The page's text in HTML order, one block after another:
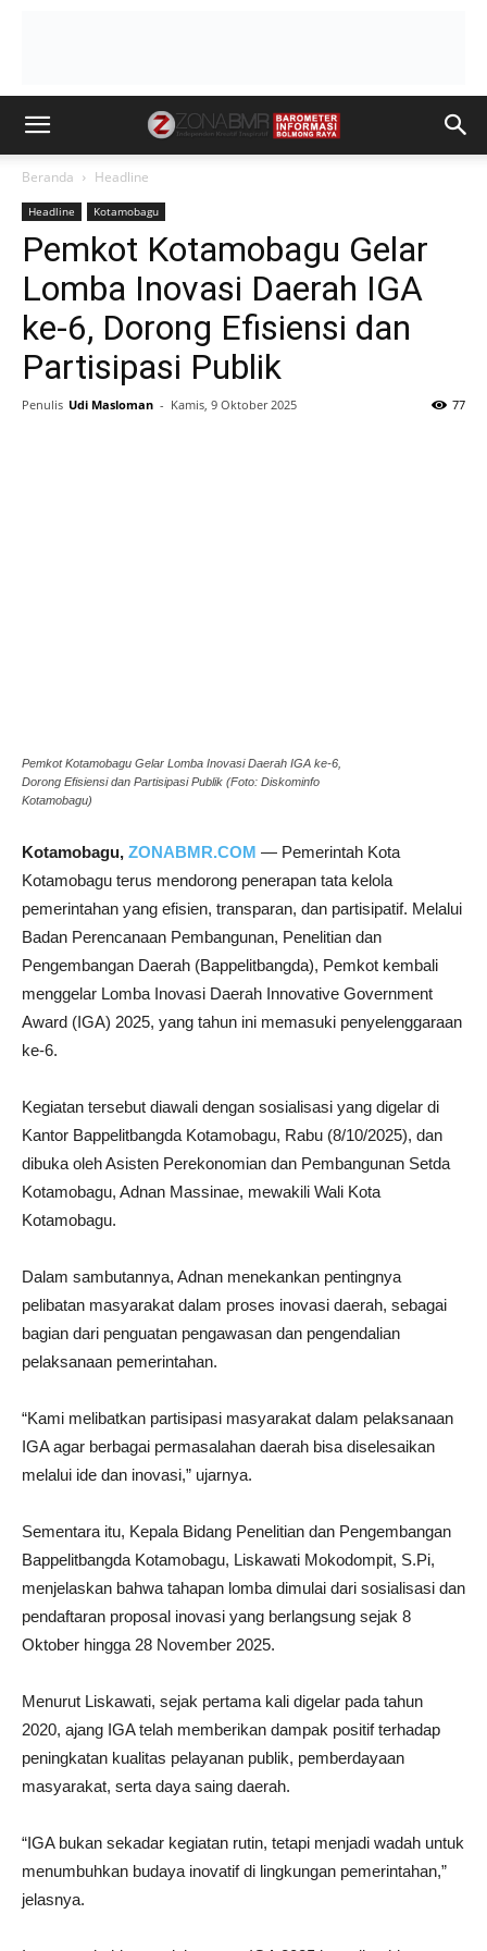
Beranda Headline
Headline Kotamobagu
Pemkot Kotamobagu Gelar
Lomba Inovasi Daerah IGA
ke-6, Dorong Efisiensi dan
Partisipasi Publik
Penulis Udi Masloman - Kamis, 9 Oktober 2025 77
Pemkot Kotamobagu Gelar Lomba Inovasi Daerah IGA ke-6,
Dorong Efisiensi dan Partisipasi Publik (Foto: Diskominfo
Kotamobagu)
Kotamobagu, ZONABMR.COM — Pemerintah Kota
Kotamobagu terus mendorong penerapan tata kelola
pemerintahan yang efisien, transparan, dan partisipatif. Melalui
Badan Perencanaan Pembangunan, Penelitian dan
Pengembangan Daerah (Bappelitbangda), Pemkot kembali
menggelar Lomba Inovasi Daerah Innovative Government
Award (IGA) 2025, yang tahun ini memasuki penyelenggaraan
ke-6.
Kegiatan tersebut diawali dengan sosialisasi yang digelar di
Kantor Bappelitbangda Kotamobagu, Rabu (8/10/2025), dan
dibuka oleh Asisten Perekonomian dan Pembangunan Setda
Kotamobagu, Adnan Massinae, mewakili Wali Kota
Kotamobagu.
Dalam sambutannya, Adnan menekankan pentingnya
pelibatan masyarakat dalam proses inovasi daerah, sebagai
bagian dari penguatan pengawasan dan pengendalian
pelaksanaan pemerintahan.
“Kami melibatkan partisipasi masyarakat dalam pelaksanaan
IGA agar berbagai permasalahan daerah bisa diselesaikan
melalui ide dan inovasi,” ujarnya.
Sementara itu, Kepala Bidang Penelitian dan Pengembangan
Bappelitbangda Kotamobagu, Liskawati Mokodompit, S.Pi,
menjelaskan bahwa tahapan lomba dimulai dari sosialisasi dan
pendaftaran proposal inovasi yang berlangsung sejak 8
Oktober hingga 28 November 2025.
Menurut Liskawati, sejak pertama kali digelar pada tahun
2020, ajang IGA telah memberikan dampak positif terhadap
peningkatan kualitas pelayanan publik, pemberdayaan
masyarakat, serta daya saing daerah.
“IGA bukan sekadar kegiatan rutin, tetapi menjadi wadah untuk
menumbuhkan budaya inovatif di lingkungan pemerintahan,”
jelasnya.